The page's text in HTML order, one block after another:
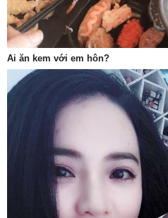
Ai ăn kem với em hôn?